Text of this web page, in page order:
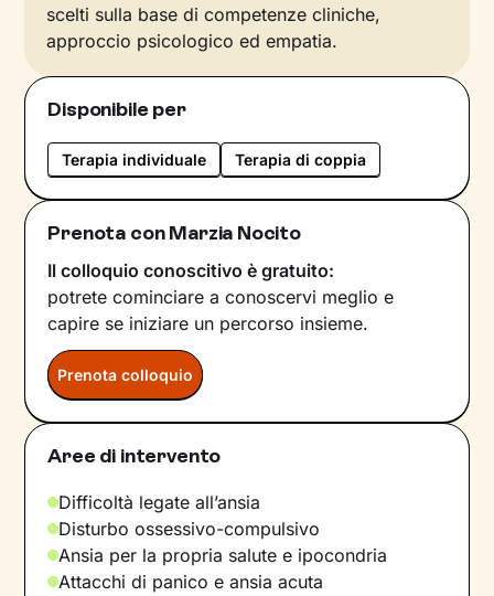
scelti sulla base di competenze cliniche,
approccio psicologico ed empatia.
Disponibile per
Terapia individuale Terapia di coppia
Prenota con Marzia Nocito
Il colloquio conoscitivo è gratuito:
potrete cominciare a conoscervi meglio e
capire se iniziare un percorso insieme.
Prenota colloquio
Aree di intervento
Difficoltà legate all’ansia
Disturbo ossessivo-compulsivo
Ansia per la propria salute e ipocondria
Attacchi di panico e ansia acuta